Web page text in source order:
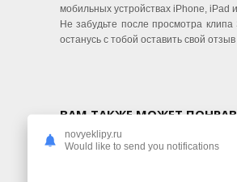
мобильных устройствах iPhone, iPad
Не забудьте после просмотра
останусь с тобой оставить свой отзыв
ВАМ ТАКЖЕ МОЖЕТ
novyeklipy.ru
Would like to send you notifications